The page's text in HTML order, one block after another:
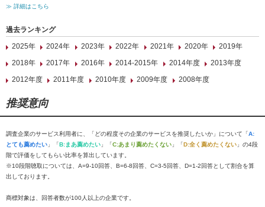
≫ 詳細はこちら
過去ランキング
2025年
2024年 2023年 2022年 2021年 2020年
2019年
2018年
2017年 2016年 2014-2015年 2014年度
2013年度
2012年度
2011年度 2010年度 2009年度 2008年度
推奨意向
調査企業のサービス利用者に、「どの程度その企業のサービスを推奨したいか」について「A:
とても薦めたい 」「B:まあ薦めたい 」「C:あまり薦めたくない 」「D:全く薦めたくない 」の4段
階で評価をしてもらい比率を算出しています。
※10段階聴取については、A=9-10回答、B=6-8回答、C=3-5回答、D=1-2回答として割合を算
出しております。
商標対象は、回答者数が100人以上の企業です。